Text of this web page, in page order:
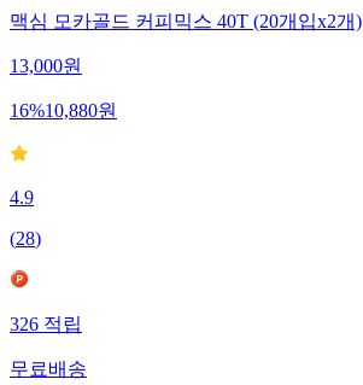
맥심 모카골드 커피믹스 40T (20개입x2개)
13,000원
16%10,880원
4.9
(28)
326적립
무료배송